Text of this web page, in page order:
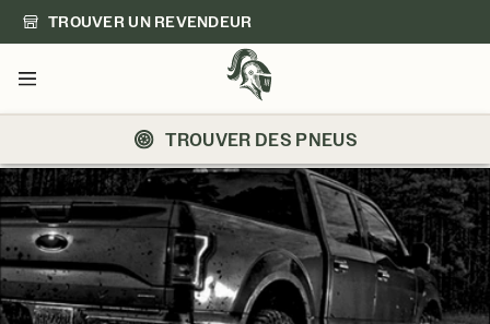
TROUVER UN REVENDEUR
Menu
TROUVER DES PNEUS